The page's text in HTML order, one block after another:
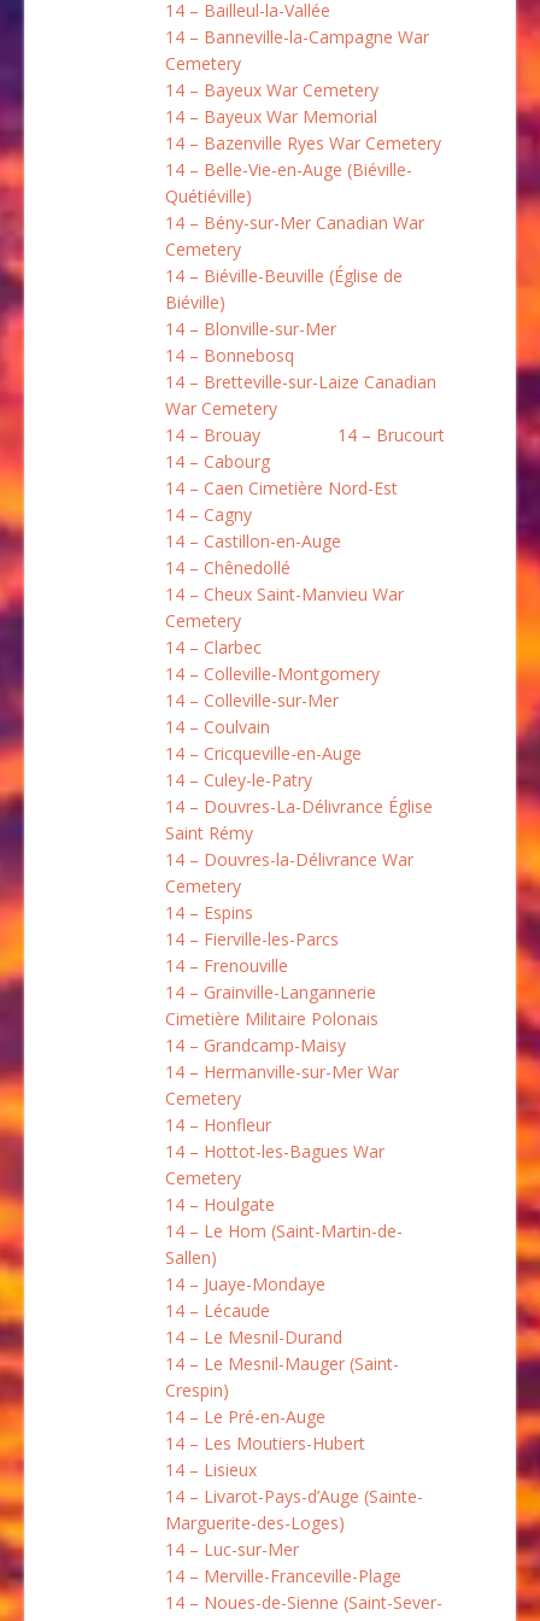
14 – Bailleul-la-Vallée
14 – Banneville-la-Campagne War
Cemetery
14 – Bayeux War Cemetery
14 – Bayeux War Memorial
14 – Bazenville Ryes War Cemetery
14 – Belle-Vie-en-Auge (Biéville-
Quétiéville)
14 – Bény-sur-Mer Canadian War
Cemetery
14 – Biéville-Beuville (Église de
Biéville)
14 – Blonville-sur-Mer
14 – Bonnebosq
14 – Bretteville-sur-Laize Canadian
War Cemetery
14 – Brouay
14 – Brucourt
14 – Cabourg
14 – Caen Cimetière Nord-Est
14 – Cagny
14 – Castillon-en-Auge
14 – Chênedollé
14 – Cheux Saint-Manvieu War
Cemetery
14 – Clarbec
14 – Colleville-Montgomery
14 – Colleville-sur-Mer
14 – Coulvain
14 – Cricqueville-en-Auge
14 – Culey-le-Patry
14 – Douvres-La-Délivrance Église
Saint Rémy
14 – Douvres-la-Délivrance War
Cemetery
14 – Espins
14 – Fierville-les-Parcs
14 – Frenouville
14 – Grainville-Langannerie
Cimetière Militaire Polonais
14 – Grandcamp-Maisy
14 – Hermanville-sur-Mer War
Cemetery
14 – Honfleur
14 – Hottot-les-Bagues War
Cemetery
14 – Houlgate
14 – Le Hom (Saint-Martin-de-
Sallen)
14 – Juaye-Mondaye
14 – Lécaude
14 – Le Mesnil-Durand
14 – Le Mesnil-Mauger (Saint-
Crespin)
14 – Le Pré-en-Auge
14 – Les Moutiers-Hubert
14 – Lisieux
14 – Livarot-Pays-d’Auge (Sainte-
Marguerite-des-Loges)
14 – Luc-sur-Mer
14 – Merville-Franceville-Plage
14 – Noues-de-Sienne (Saint-Sever-